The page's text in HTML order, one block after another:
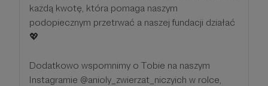
każdą kwotę, która pomaga naszym
podopiecznym przetrwać a naszej fundacji działać
💖
Dodatkowo wspomnimy o Tobie na naszym
Instagramie @anioly_zwierzat_niczyich w rolce,